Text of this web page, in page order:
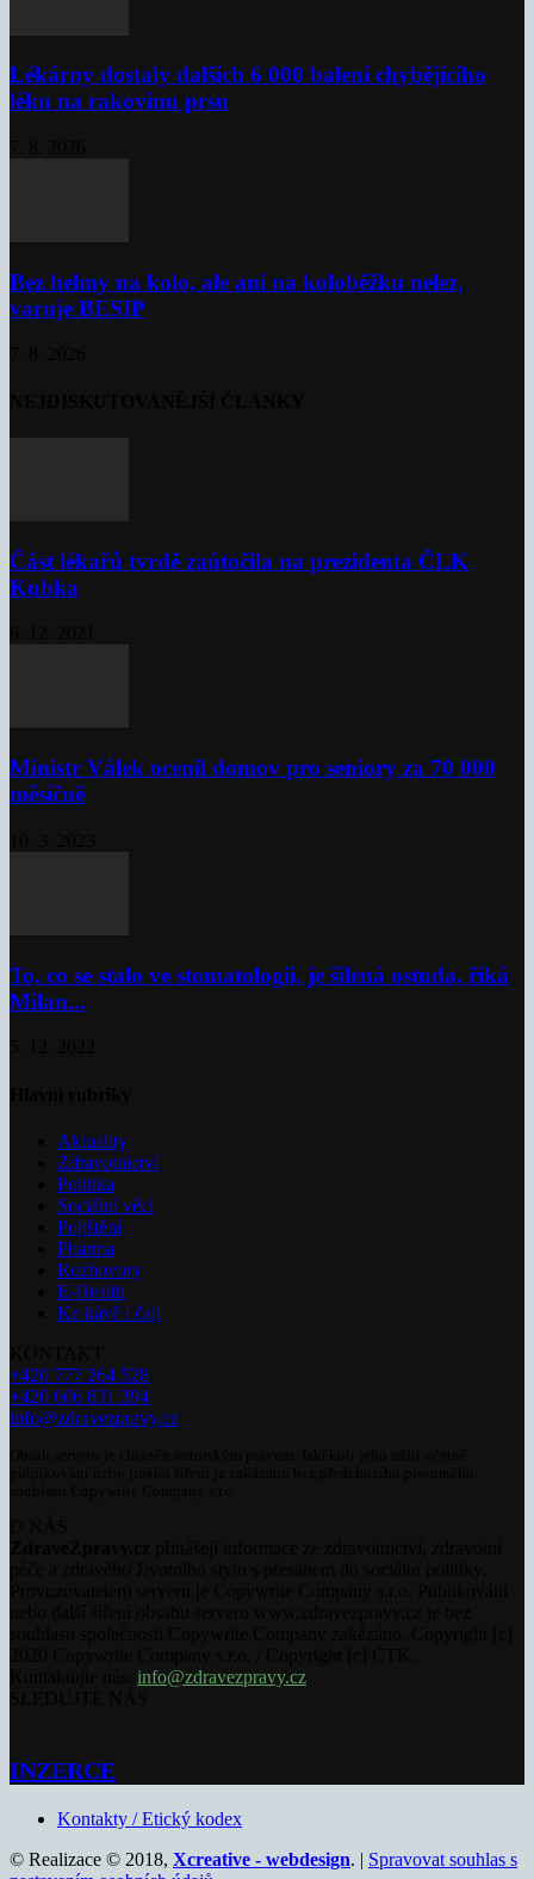
Lékárny dostaly dalších 6 000 balení chybějícího
léku na rakovinu prsu
Bez helmy na kolo, ale ani na koloběžku nelez,
varuje BESIP
Část lékařů tvrdě zaútočila na prezidenta ČLK
Kubka
Ministr Válek ocenil domov pro seniory za 70 000
měsíčně
To, co se stalo ve stomatologii, je šílená ostuda, říká
Milan...
Aktuality
Zdravotnictví
Politika
Sociální věci
Pojištění
Pharma
Rozhovory
E-Health
Ke kávě i čaji
+420 777 264 528
+420 606 831 394
info@zdravezpravy.cz
info@zdravezpravy.cz
INZERCE
Kontakty / Etický kodex
© Realizace © 2018, Xcreative - webdesign. | Spravovat souhlas s